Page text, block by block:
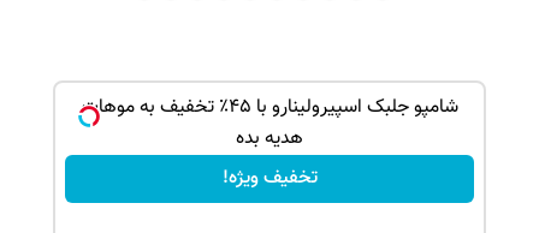
شامپو جلبک اسپیرولینارو با ۴۵٪ تخفیف به موهات
هدیه بده
تخفیف ویژه!